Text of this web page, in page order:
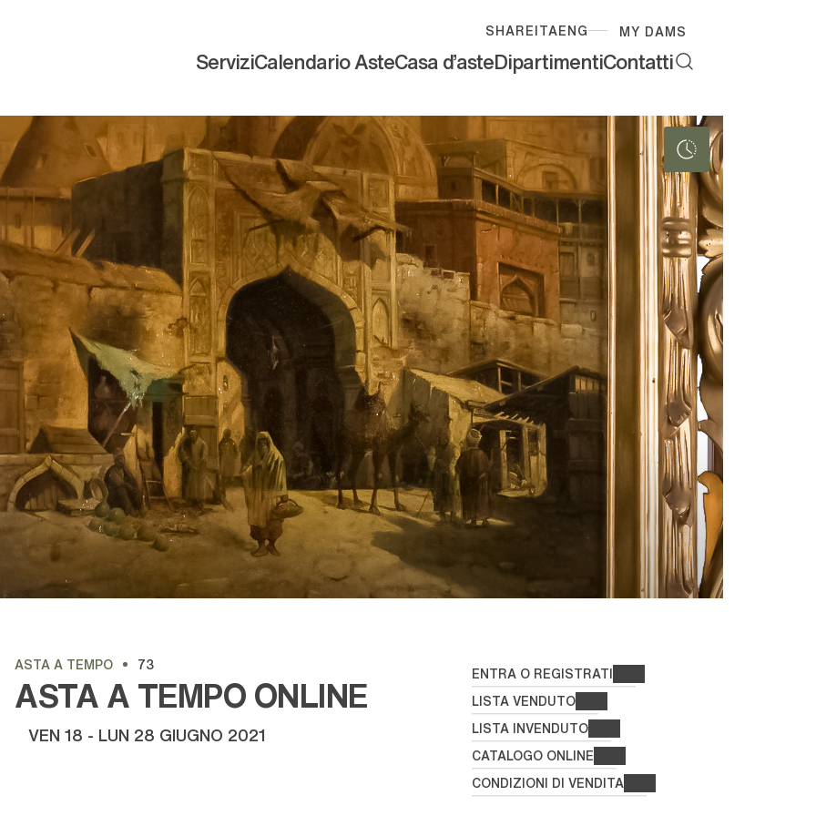
SHAREITAENG MY DAMS
ServiziCalendario AsteCasa d'asteDipartimentiContatti
ASTA A TEMPO 73
ASTA A TEMPO ONLINE
VEN 18 - LUN 28 GIUGNO 2021
ENTRA O REGISTRATI
LISTA VENDUTO
LISTA INVENDUTO
CATALOGO ONLINE
CONDIZIONI DI VENDITA